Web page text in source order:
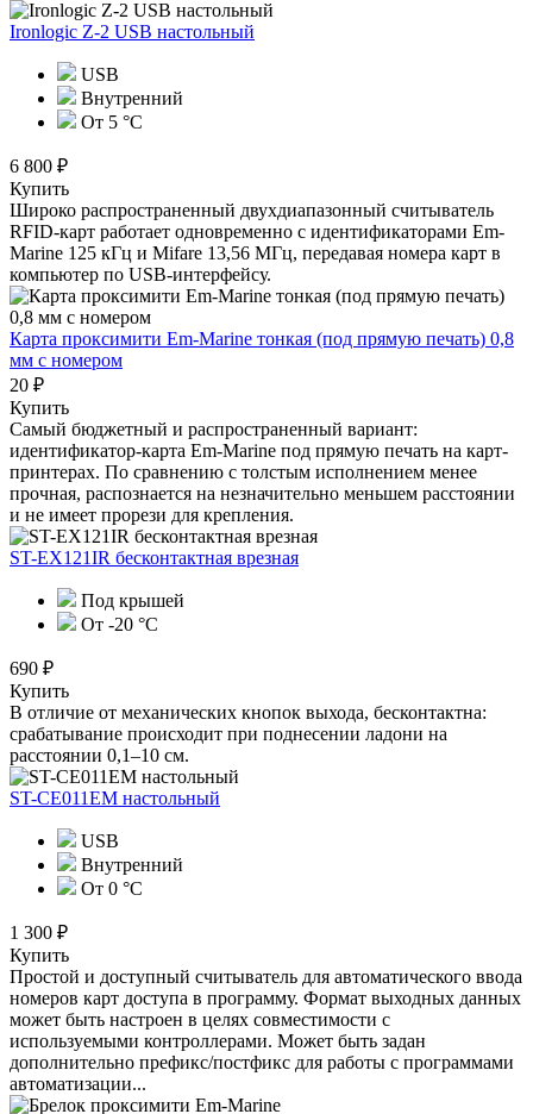
Ironlogic Z-2 USB настольный
USB
Внутренний
От 5 °С
6 800 ₽
Купить
Широко распространенный двухдиапазонный считыватель
RFID-карт работает одновременно с идентификаторами Em-
Marine 125 кГц и Mifare 13,56 МГц, передавая номера карт в
компьютер по USB-интерфейсу.
Карта проксимити Em-Marine тонкая (под прямую печать) 0,8
мм с номером
20 ₽
Купить
Самый бюджетный и распространенный вариант:
идентификатор-карта Em-Marine под прямую печать на карт-
принтерах. По сравнению с толстым исполнением менее
прочная, распознается на незначительно меньшем расстоянии
и не имеет прорези для крепления.
ST-EX121IR бесконтактная врезная
Под крышей
От -20 °C
690 ₽
Купить
В отличие от механических кнопок выхода, бесконтактна:
срабатывание происходит при поднесении ладони на
расстоянии 0,1–10 см.
ST-CE011EM настольный
USB
Внутренний
От 0 °С
1 300 ₽
Купить
Простой и доступный считыватель для автоматического ввода
номеров карт доступа в программу. Формат выходных данных
может быть настроен в целях совместимости с
используемыми контроллерами. Может быть задан
дополнительно префикс/постфикс для работы с программами
автоматизации...